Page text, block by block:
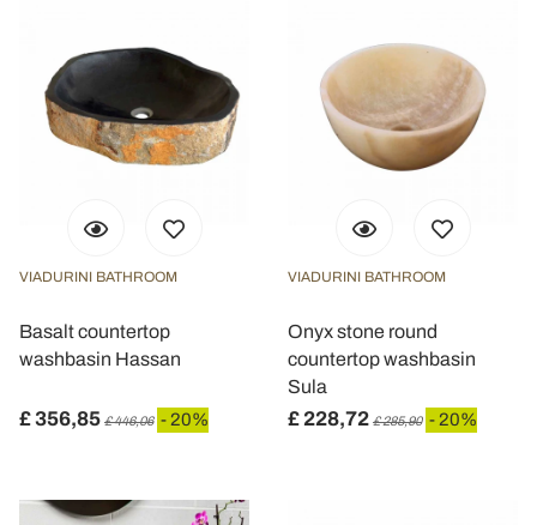
VIADURINI BATHROOM
Basalt countertop
washbasin Hassan
£ 356,85 £ 446,06 - 20%
VIADURINI BATHROOM
Onyx stone round
countertop washbasin
Sula
£ 228,72 £ 285,90 - 20%